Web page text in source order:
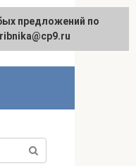
English
предложений по